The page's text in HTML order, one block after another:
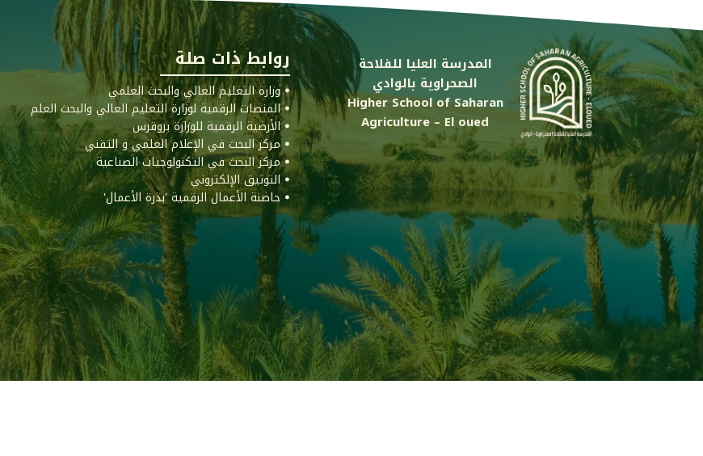
المدرسة العليا للفلاحة
الصحراوية بالوادي
Higher School of Saharan
Agriculture – El oued
روابط ذات صلة
ꔷ وزارة التعليم العالي والبحث العلمي
ꔷ المنصات الرقمية لوزارة التعليم العالي والبحث العلم
ꔷ الأرضية الرقمية للوزارة بروقرس
ꔷ مركز البحث في الإعلام العلمي و التقني
ꔷ مركز البحث في التكنولوجيات الصناعية
ꔷ التوثيق الإلكتروني
ꔷ حاضنة الأعمال الرقمية 'بذرة الأعمال'